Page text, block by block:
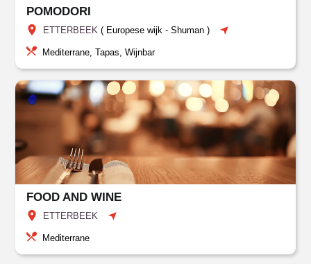
POMODORI
ETTERBEEK ( Europese wijk - Shuman )
Mediterrane, Tapas, Wijnbar
FOOD AND WINE
ETTERBEEK
Mediterrane